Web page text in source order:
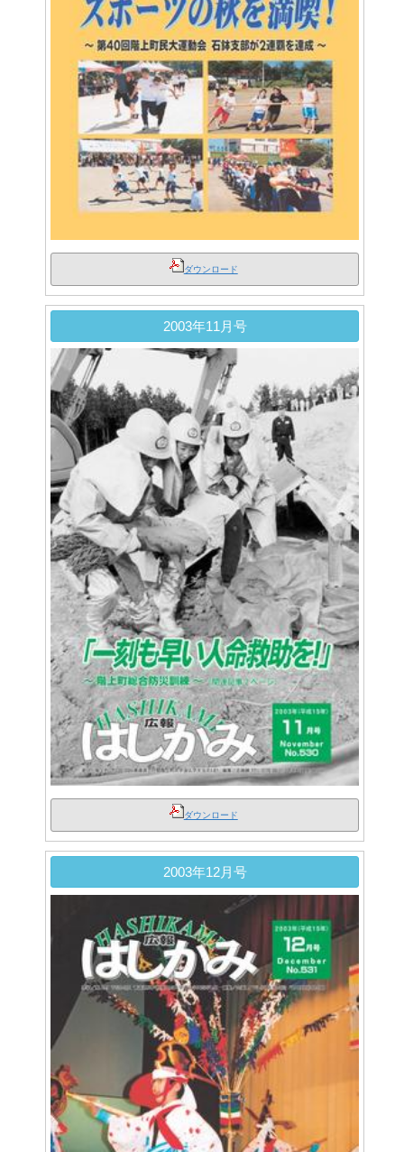
ダウンロード
2003年11月号
ダウンロード
2003年12月号